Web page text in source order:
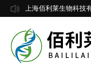
上海佰利莱生物科技